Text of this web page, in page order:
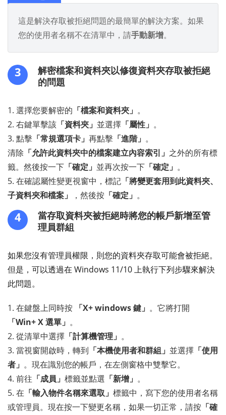
這是解決存取被拒絕問題的最簡單的解決方案。如果
您的使用者名稱不在清單中，請手動新增。
3
解密檔案和資料夾以修復資料夾存取被拒絕
的問題
1. 選擇您要解密的 「檔案和資料夾」 。
2. 右鍵單擊該 「資料夾」 並選擇 「屬性」 。
3. 點擊 「常規選項卡」 再點擊 「進階」 。
清除 「允許此資料夾中的檔案建立內容索引」 之外的所有標
籤。然後按一下 「確定」 並再次按一下 「確定」 。
5. 在確認屬性變更視窗中，標記 「將變更套用到此資料夾、
子資料夾和檔案」
，然後按 「確定」 。
4
當存取資料夾被拒絕時將您的帳戶新增至管
理員群組
如果您沒有管理員權限，則您的資料夾存取可能會被拒絕。
但是，可以透過在 Windows 11/10 上執行下列步驟來解決
此問題。
1. 在鍵盤上同時按 「X+ windows 鍵」 。它將打開
「Win+ X 選單」 。
2. 從清單中選擇 「計算機管理」 。
3. 當視窗開啟時，轉到 「本機使用者和群組」 並選擇 「使用
者」 。現在識別您的帳戶，在左側窗格中雙擊它。
4. 前往 「成員」 標籤並點選 「新增」 。
5. 在 「輸入物件名稱來選取」 標籤中，寫下您的使用者名稱
或管理員。現在按一下變更名稱，如果一切正常，請按 「確